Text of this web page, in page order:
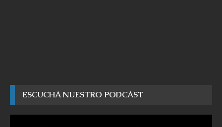
ESCUCHA NUESTRO PODCAST